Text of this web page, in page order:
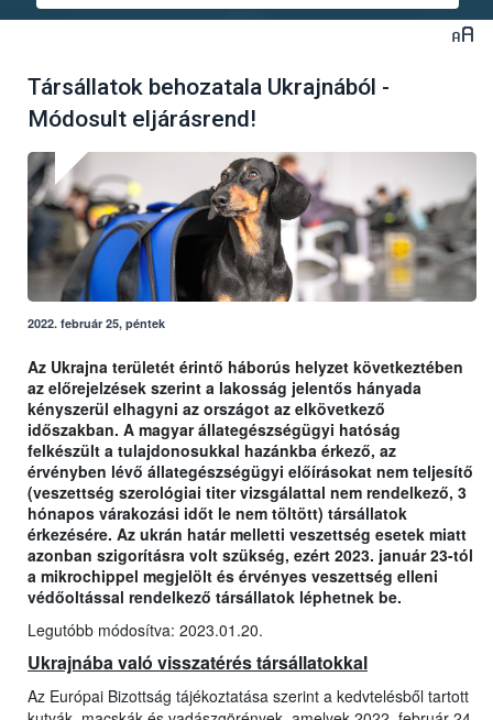
Társállatok behozatala Ukrajnából -
Módosult eljárásrend!
2022. február 25, péntek
Az Ukrajna területét érintő háborús helyzet következtében
az előrejelzések szerint a lakosság jelentős hányada
kényszerül elhagyni az országot az elkövetkező
időszakban. A magyar állategészségügyi hatóság
felkészült a tulajdonosukkal hazánkba érkező, az
érvényben lévő állategészségügyi előírásokat nem teljesítő
(veszettség szerológiai titer vizsgálattal nem rendelkező, 3
hónapos várakozási időt le nem töltött) társállatok
érkezésére. Az ukrán határ melletti veszettség esetek miatt
azonban szigorításra volt szükség, ezért 2023. január 23-tól
a mikrochippel megjelölt és érvényes veszettség elleni
védőoltással rendelkező társállatok léphetnek be.
Legutóbb módosítva: 2023.01.20.
Ukrajnába való visszatérés társállatokkal
Az Európai Bizottság tájékoztatása szerint a kedvtelésből tartott